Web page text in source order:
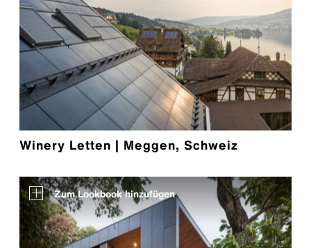
Winery Letten | Meggen, Schweiz
Zum Lookbook hinzufügen